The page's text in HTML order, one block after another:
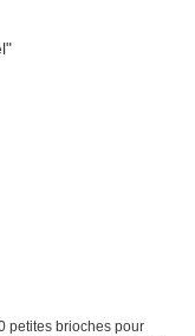
petites brioches pour